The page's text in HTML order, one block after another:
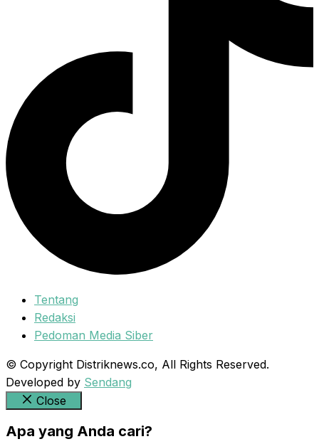
Tentang
Redaksi
Pedoman Media Siber
© Copyright Distriknews.co, All Rights Reserved.
Developed by Sendang
Close
Apa yang Anda cari?